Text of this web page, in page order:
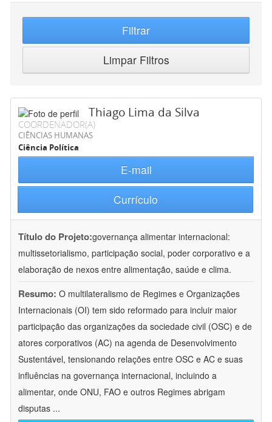
Filtrar
Limpar Filtros
Thiago Lima da Silva
COORDENADOR(A)
CIÊNCIAS HUMANAS
Ciência Política
E-mail
Currículo
Título do Projeto:governança alimentar internacional:
multissetorialismo, participação social, poder corporativo e a
elaboração de nexos entre alimentação, saúde e clima.
Resumo: O multilateralismo de Regimes e Organizações
Internacionais (OI) tem sido reformado para incluir maior
participação das organizações da sociedade civil (OSC) e de
atores corporativos (AC) na agenda de Desenvolvimento
Sustentável, tensionando relações entre OSC e AC e suas
influências na governança internacional, incluindo a
alimentar, onde ONU, FAO e outros Regimes abrigam
disputas ...